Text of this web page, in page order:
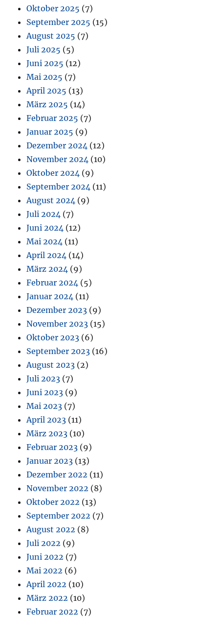
Oktober 2025 (7)
September 2025 (15)
August 2025 (7)
Juli 2025 (5)
Juni 2025 (12)
Mai 2025 (7)
April 2025 (13)
März 2025 (14)
Februar 2025 (7)
Januar 2025 (9)
Dezember 2024 (12)
November 2024 (10)
Oktober 2024 (9)
September 2024 (11)
August 2024 (9)
Juli 2024 (7)
Juni 2024 (12)
Mai 2024 (11)
April 2024 (14)
März 2024 (9)
Februar 2024 (5)
Januar 2024 (11)
Dezember 2023 (9)
November 2023 (15)
Oktober 2023 (6)
September 2023 (16)
August 2023 (2)
Juli 2023 (7)
Juni 2023 (9)
Mai 2023 (7)
April 2023 (11)
März 2023 (10)
Februar 2023 (9)
Januar 2023 (13)
Dezember 2022 (11)
November 2022 (8)
Oktober 2022 (13)
September 2022 (7)
August 2022 (8)
Juli 2022 (9)
Juni 2022 (7)
Mai 2022 (6)
April 2022 (10)
März 2022 (10)
Februar 2022 (7)